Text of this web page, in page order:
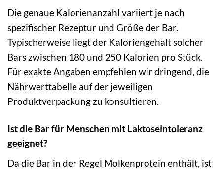
Die genaue Kalorienanzahl variiert je nach
spezifischer Rezeptur und Größe der Bar.
Typischerweise liegt der Kaloriengehalt solcher
Bars zwischen 180 und 250 Kalorien pro Stück.
Für exakte Angaben empfehlen wir dringend, die
Nährwerttabelle auf der jeweiligen
Produktverpackung zu konsultieren.
Ist die Bar für Menschen mit Laktoseintoleranz
geeignet?
Da die Bar in der Regel Molkenprotein enthält, ist